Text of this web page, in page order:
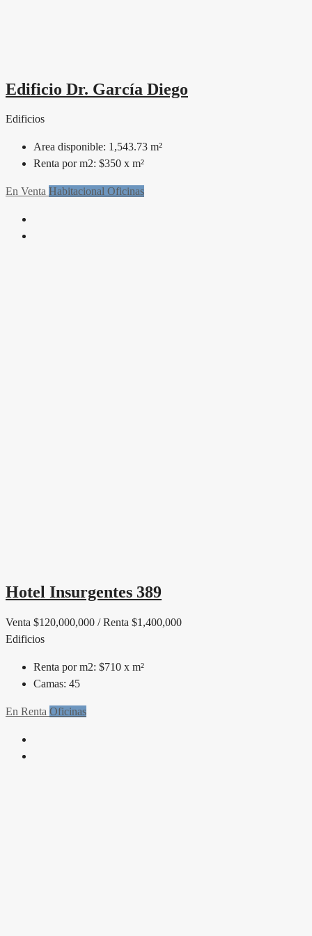
Edificio Dr. García Diego
Edificios
Area disponible: 1,543.73 m²
Renta por m2: $350 x m²
En Venta Habitacional Oficinas
Hotel Insurgentes 389
Venta $120,000,000 / Renta $1,400,000
Edificios
Renta por m2: $710 x m²
Camas: 45
En Renta Oficinas